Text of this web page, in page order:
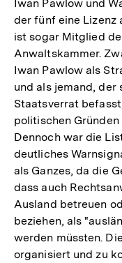
Iwan Pawlow und
der fünf eine Lizenz
ist sogar Mitglied
Anwaltskammer.
Iwan Pawlow als
und als jemand, der
Staatsverrat
politischen
Dennoch war die
deutliches
als Ganzes, da die
dass auch
Ausland betreuen
beziehen, als
werden müssten.
organisiert und zu